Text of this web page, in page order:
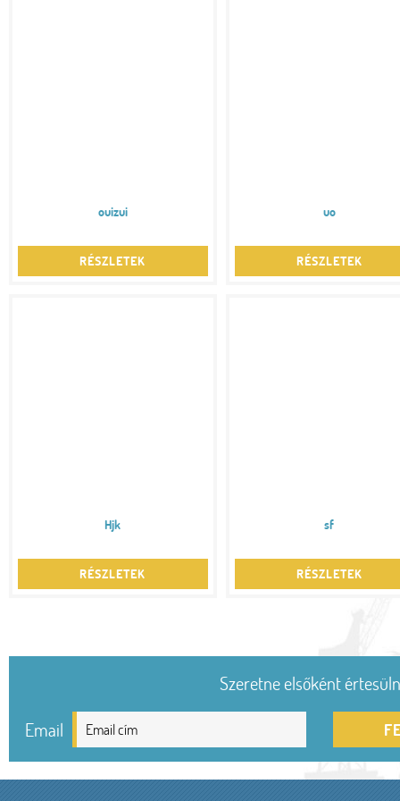
ouizui
RÉSZLETEK
uo
RÉSZLETEK
Hjk
RÉSZLETEK
sf
RÉSZLETEK
Szeretne elsőként
Email